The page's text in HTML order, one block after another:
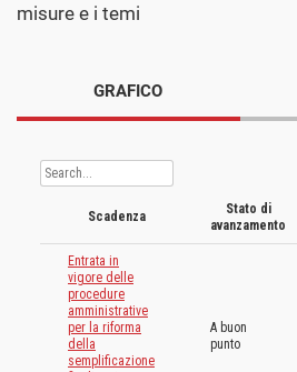
misure e i temi
GRAFICO